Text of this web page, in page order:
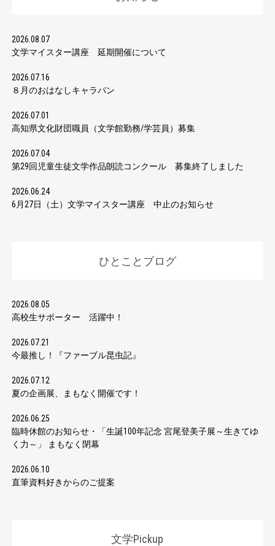
2026.08.07
文学マイスター講座 延期開催について
2026.07.16
８月のおはなしキャラバン
2026.07.01
高知県文化財団職員（文学館勤務/学芸員）募集
2026.07.04
第29回児童生徒文学作品朗読コンクール 募集終了しました
2026.06.24
6月27日（土）文学マイスター講座 中止のお知らせ
ひとことブログ
2026.08.05
高校生サポーター 活躍中！
2026.07.21
今最推し！『ファーブル昆虫記』
2026.07.12
夏の企画展、まもなく開催です！
2026.06.25
臨時休館のお知らせ・「生誕100年記念 宮尾登美子展～生きてゆ
く力～」 まもなく閉幕
2026.06.10
直筆資料好きからのご提案
文学Pickup